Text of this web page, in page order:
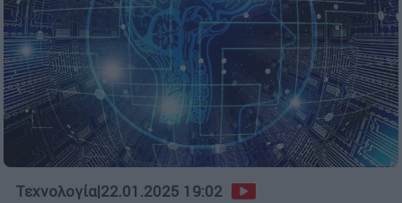
Τεχνολογία|22.01.2025 19:02